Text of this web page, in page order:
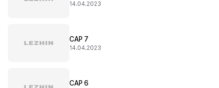
14.04.2023
CAP 7
14.04.2023
CAP 6